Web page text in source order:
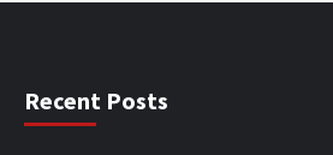
Recent Posts